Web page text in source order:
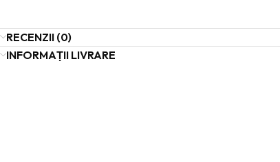
RECENZII (0)
INFORMAȚII LIVRARE